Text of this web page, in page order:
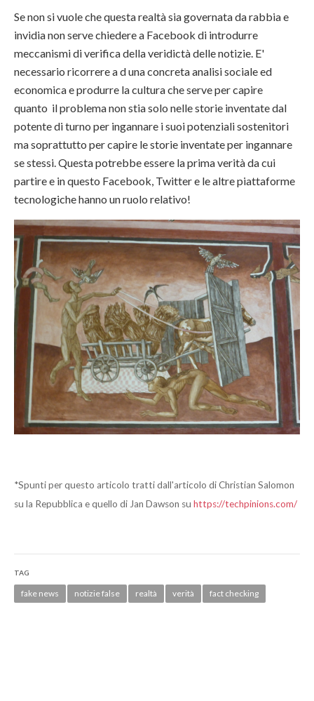
Se non si vuole che questa realtà sia governata da rabbia e
invidia non serve chiedere a Facebook di introdurre
meccanismi di verifica della veridictà delle notizie. E'
necessario ricorrere a d una concreta analisi sociale ed
economica e produrre la cultura che serve per capire
quanto il problema non stia solo nelle storie inventate dal
potente di turno per ingannare i suoi potenziali sostenitori
ma soprattutto per capire le storie inventate per ingannare
se stessi. Questa potrebbe essere la prima verità da cui
partire e in questo Facebook, Twitter e le altre piattaforme
tecnologiche hanno un ruolo relativo!
*Spunti per questo articolo tratti dall'articolo di Christian Salomon
su la Repubblica e quello di Jan Dawson su https://techpinions.com/
TAG
fake news notizie false realtà verità fact checking